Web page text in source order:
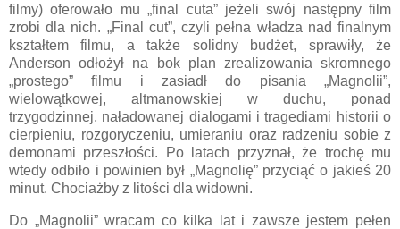
filmy) oferowało mu „final cuta” jeżeli swój następny film
zrobi dla nich. „Final cut”, czyli pełna władza nad finalnym
kształtem filmu, a także solidny budżet, sprawiły, że
Anderson odłożył na bok plan zrealizowania skromnego
„prostego” filmu i zasiadł do pisania „Magnolii”,
wielowątkowej, altmanowskiej w duchu, ponad
trzygodzinnej, naładowanej dialogami i tragediami historii o
cierpieniu, rozgoryczeniu, umieraniu oraz radzeniu sobie z
demonami przeszłości. Po latach przyznał, że trochę mu
wtedy odbiło i powinien był „Magnolię” przyciąć o jakieś 20
minut. Chociażby z litości dla widowni.
Do „Magnolii” wracam co kilka lat i zawsze jestem pełen